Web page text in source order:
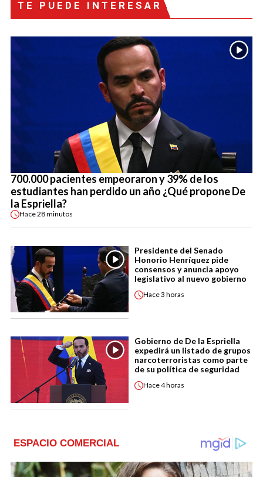
TE PUEDE INTERESAR
700.000 pacientes empeoraron y 39% de los
estudiantes han perdido un año ¿Qué propone De
la Espriella?
Hace28 minutos
Presidente del Senado
Honorio Henríquez pide
consensos y anuncia apoyo
legislativo al nuevo gobierno
Hace3 horas
Gobierno de De la Espriella
expedirá un listado de grupos
narcoterroristas como parte
de su política de seguridad
Hace4 horas